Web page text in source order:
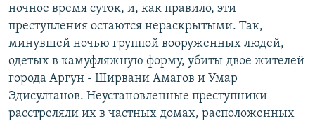
ночное время суток, и, как правило, эти
преступления остаются нераскрытыми. Так,
минувшей ночью группой вооруженных людей,
одетых в камуфляжную форму, убиты двое жителей
города Аргун - Ширвани Амагов и Умар
Эдисултанов. Неустановленные преступники
расстреляли их в частных домах, расположенных